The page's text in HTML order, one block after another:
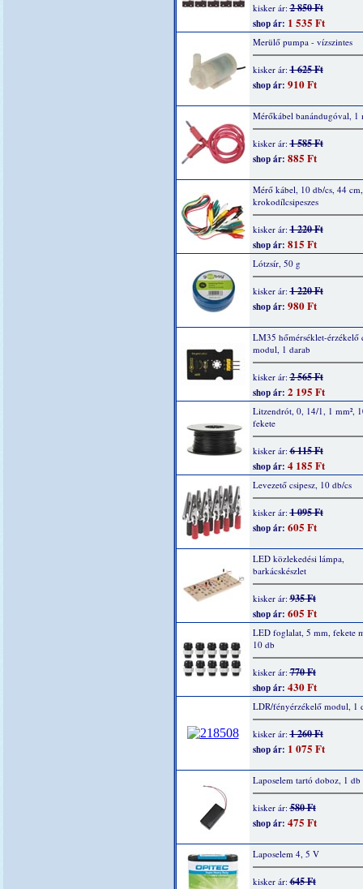
kisker ár:2 850 Ft
shop ár: 1 535 Ft
Merülő pumpa - vízszintes
kisker ár:1 625 Ft
shop ár: 910 Ft
Mérőkábel banándugóval, 1
kisker ár:1 585 Ft
shop ár: 885 Ft
Mérő kábel, 10 db/cs, 44 cm,
krokodílcsipeszes
kisker ár:1 220 Ft
shop ár: 815 Ft
Lótzsír, 50 g
kisker ár:1 220 Ft
shop ár: 980 Ft
LM35 hőmérséklet-érzékelő
modul, 1 darab
kisker ár:2 565 Ft
shop ár: 2 195 Ft
Litzendrót, 0, 14/1, 1 mm²,
fekete
kisker ár:6 115 Ft
shop ár: 4 185 Ft
Levezető csipesz, 10 db/cs
kisker ár:1 095 Ft
shop ár: 605 Ft
LED közlekedési lámpa,
barkácskészlet
kisker ár:935 Ft
shop ár: 605 Ft
LED foglalat, 5 mm, fekete
10 db
kisker ár:770 Ft
shop ár: 430 Ft
LDR/fényérzékelő modul, 1
kisker ár:1 260 Ft
shop ár: 1 075 Ft
Laposelem tartó doboz, 1 db
kisker ár:580 Ft
shop ár: 475 Ft
Laposelem 4, 5 V
kisker ár:645 Ft